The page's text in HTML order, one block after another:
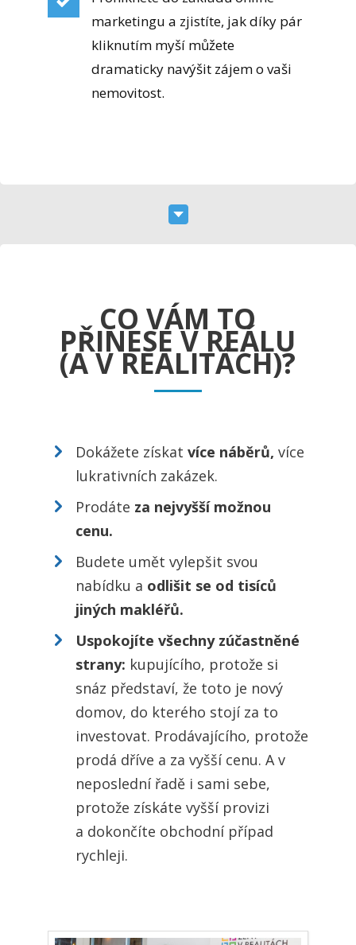
marketingu a zjistíte, jak díky pár
kliknutím myší můžete
dramaticky navýšit zájem o vaši
nemovitost.
CO VÁM TO
PŘINESE V REÁLU
(A V REALITÁCH)?
Dokážete získat více náběrů, více
lukrativních zakázek.
Prodáte za nejvyšší možnou
cenu.
Budete umět vylepšit svou
nabídku a odlišit se od tisíců
jiných makléřů.
Uspokojíte všechny zúčastněné
strany: kupujícího, protože si
snáz představí, že toto je nový
domov, do kterého stojí za to
investovat. Prodávajícího, protože
prodá dříve a za vyšší cenu. A v
neposlední řadě i sami sebe,
protože získáte vyšší provizi
a dokončíte obchodní případ
rychleji.